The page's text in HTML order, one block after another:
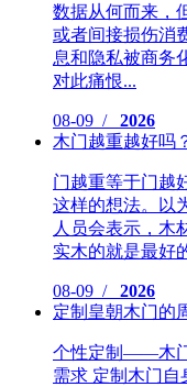
数据从何而来，
或者间接损伤消
息和隐私被商务
对此痛恨...
08-09 / 2026
木门越重越好吗
门越重等于门越
这样的想法。以
人员会表示，木
实木的就是最好
08-09 / 2026
定制皇朝木门的
个性定制——木
需求 定制木门